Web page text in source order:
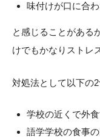
味付けが口に合
と感じることがある
けでもかなりストレ
対処法として以下の
学校の近くで外
語学学校の食事